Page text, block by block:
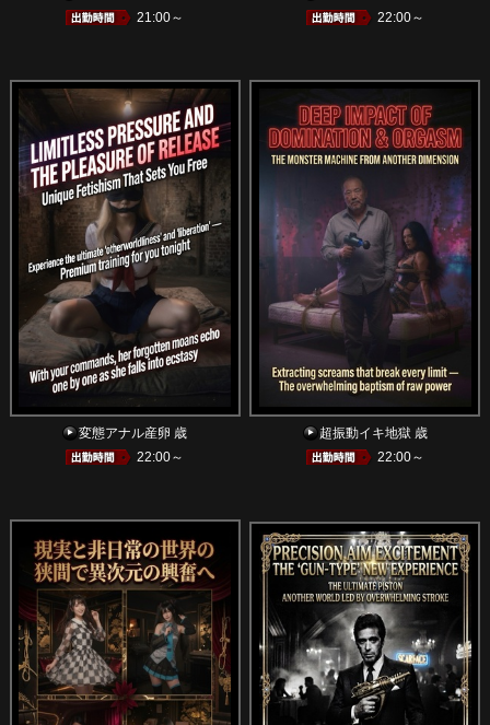
21:00～
22:00～
変態アナル産卵 歳
22:00～
超振動イキ地獄 歳
22:00～